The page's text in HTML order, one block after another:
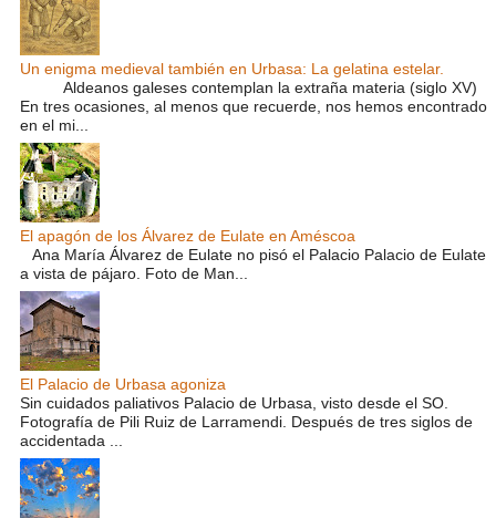
Un enigma medieval también en Urbasa: La gelatina estelar.
Aldeanos galeses contemplan la extraña materia (siglo XV)
En tres ocasiones, al menos que recuerde, nos hemos encontrado
en el mi...
El apagón de los Álvarez de Eulate en Améscoa
Ana María Álvarez de Eulate no pisó el Palacio Palacio de Eulate
a vista de pájaro. Foto de Man...
El Palacio de Urbasa agoniza
Sin cuidados paliativos Palacio de Urbasa, visto desde el SO.
Fotografía de Pili Ruiz de Larramendi. Después de tres siglos de
accidentada ...